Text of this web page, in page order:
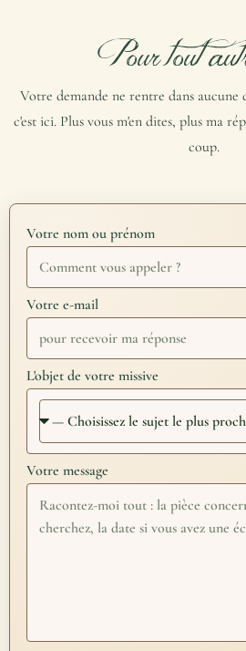
Pour tout
Votre demande ne rentre dans aucune
c'est ici. Plus vous m'en dites, plus ma
coup.
Votre nom ou prénom
Votre e-mail
L'objet de votre missive
Votre message